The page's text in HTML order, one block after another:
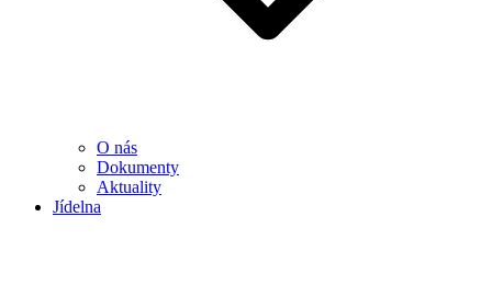
O nás
Dokumenty
Aktuality
Jídelna